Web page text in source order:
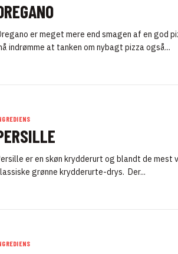
er meget mere end smagen af en god
indrømme at tanken om nybagt pizza også...
er en skøn krydderurt og blandt de mest
grønne krydderurte-drys. Der...